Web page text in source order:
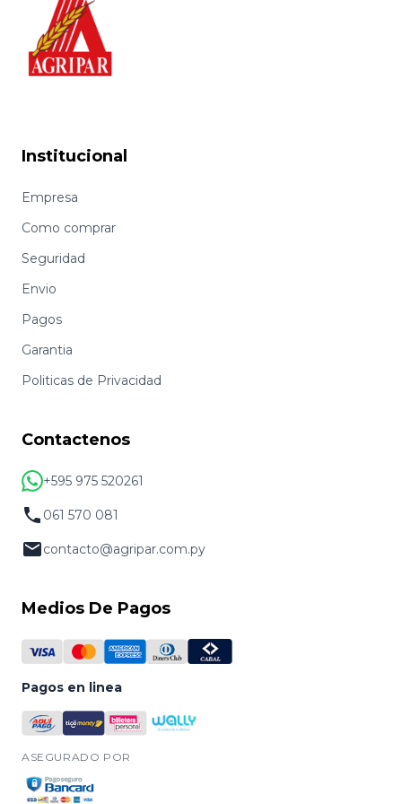
Institucional
Empresa
Como comprar
Seguridad
Envio
Pagos
Garantia
Politicas de Privacidad
Contactenos
+595 975 520261
061 570 081
contacto@agripar.com.py
Medios De Pagos
Pagos en linea
ASEGURADO POR